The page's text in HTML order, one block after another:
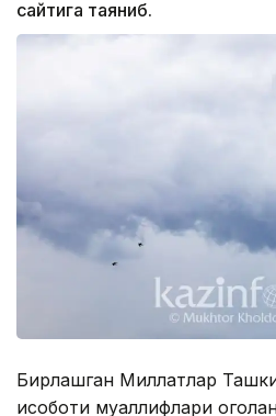
сайтига таяниб.
Бирлашган Миллатлар
ҳисоботи муаллифлари